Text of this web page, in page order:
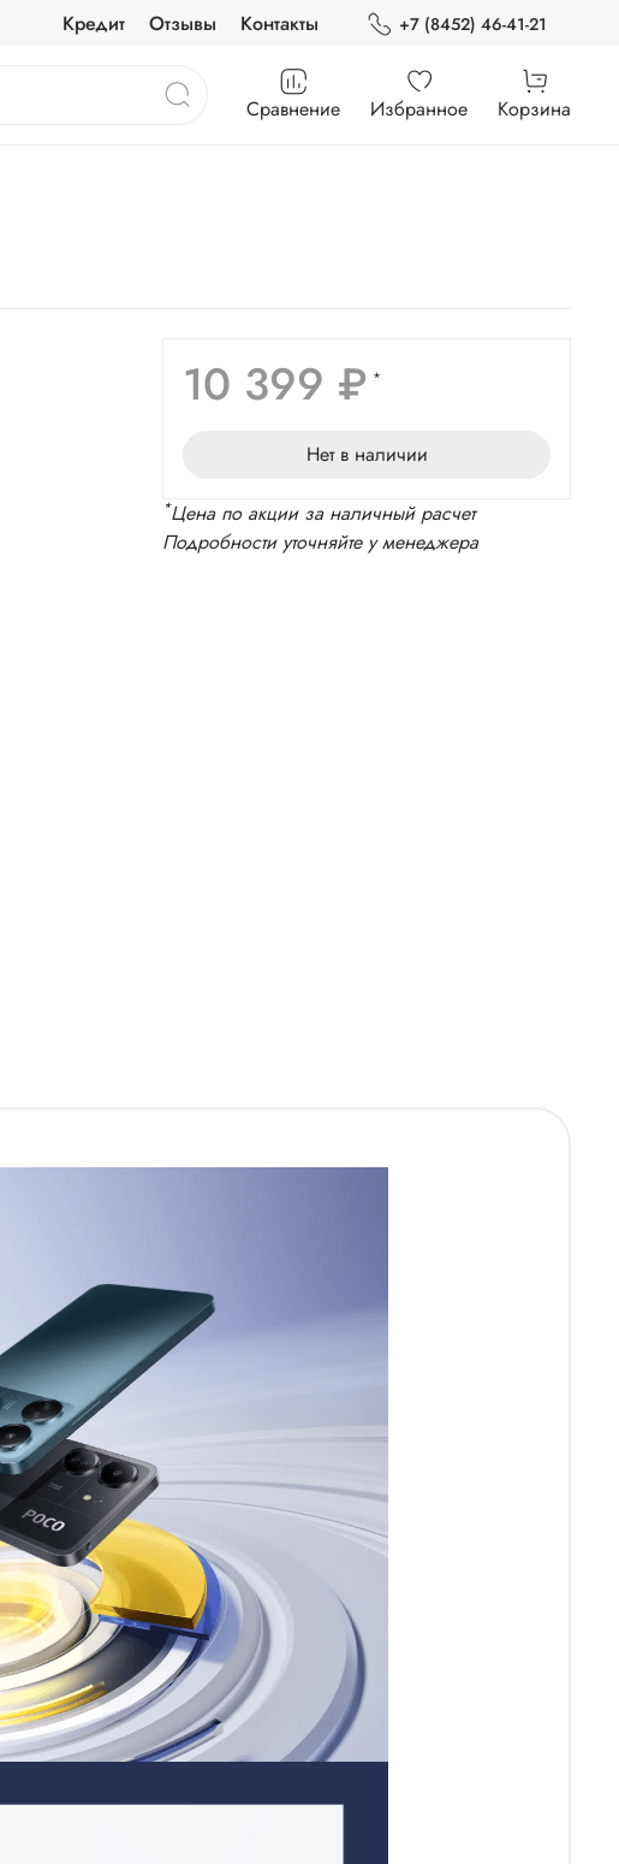
Кредит Отзывы Контакты +7 (8452) 46-41-21
Сравнение Избранное Корзина
10 399 ₽ *
Нет в наличии
*Цена по акции за наличный расчет
Подробности уточняйте у менеджера